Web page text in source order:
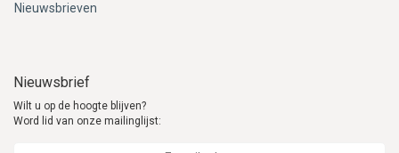
Nieuwsbrieven
Nieuwsbrief
Wilt u op de hoogte blijven?
Word lid van onze mailinglijst: